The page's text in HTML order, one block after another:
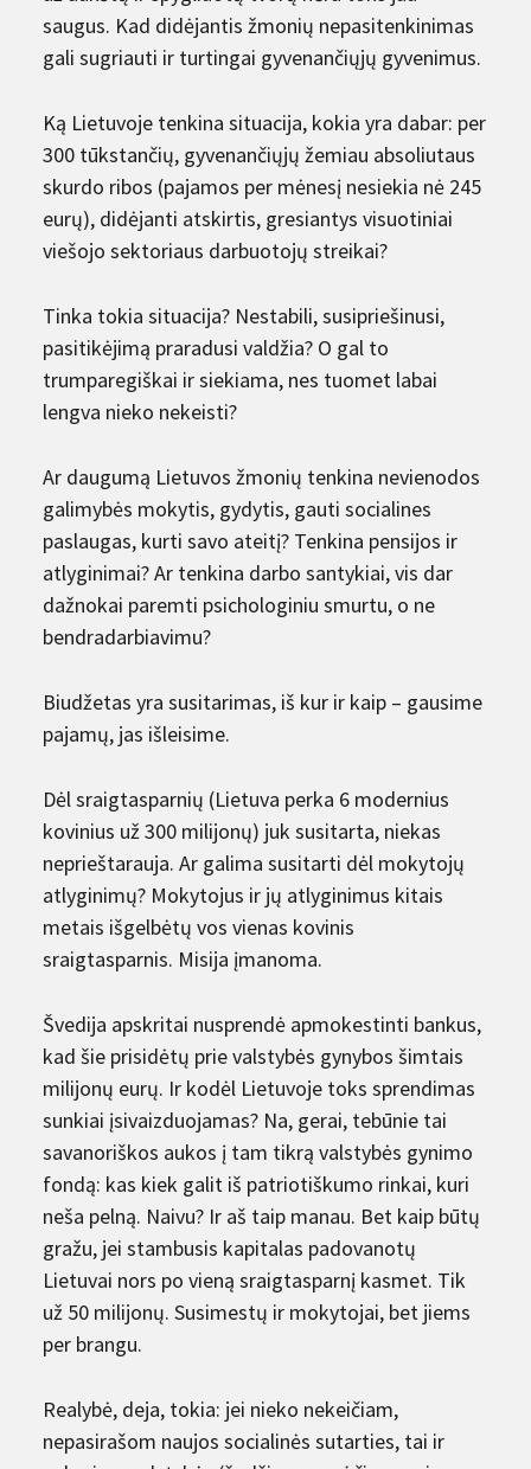
saugus. Kad didėjantis žmonių nepasitenkinimas
gali sugriauti ir turtingai gyvenančiųjų gyvenimus.
Ką Lietuvoje tenkina situacija, kokia yra dabar: per
300 tūkstančių, gyvenančiųjų žemiau absoliutaus
skurdo ribos (pajamos per mėnesį nesiekia nė 245
eurų), didėjanti atskirtis, gresiantys visuotiniai
viešojo sektoriaus darbuotojų streikai?
Tinka tokia situacija? Nestabili, susipriešinusi,
pasitikėjimą praradusi valdžia? O gal to
trumparegiškai ir siekiama, nes tuomet labai
lengva nieko nekeisti?
Ar daugumą Lietuvos žmonių tenkina nevienodos
galimybės mokytis, gydytis, gauti socialines
paslaugas, kurti savo ateitį? Tenkina pensijos ir
atlyginimai? Ar tenkina darbo santykiai, vis dar
dažnokai paremti psichologiniu smurtu, o ne
bendradarbiavimu?
Biudžetas yra susitarimas, iš kur ir kaip – gausime
pajamų, jas išleisime.
Dėl sraigtasparnių (Lietuva perka 6 modernius
kovinius už 300 milijonų) juk susitarta, niekas
neprieštarauja. Ar galima susitarti dėl mokytojų
atlyginimų? Mokytojus ir jų atlyginimus kitais
metais išgelbėtų vos vienas kovinis
sraigtasparnis. Misija įmanoma.
Švedija apskritai nusprendė apmokestinti bankus,
kad šie prisidėtų prie valstybės gynybos šimtais
milijonų eurų. Ir kodėl Lietuvoje toks sprendimas
sunkiai įsivaizduojamas? Na, gerai, tebūnie tai
savanoriškos aukos į tam tikrą valstybės gynimo
fondą: kas kiek galit iš patriotiškumo rinkai, kuri
neša pelną. Naivu? Ir aš taip manau. Bet kaip būtų
gražu, jei stambusis kapitalas padovanotų
Lietuvai nors po vieną sraigtasparnį kasmet. Tik
už 50 milijonų. Susimestų ir mokytojai, bet jiems
per brangu.
Realybė, deja, tokia: jei nieko nekeičiam,
nepasirašom naujos socialinės sutarties, tai ir